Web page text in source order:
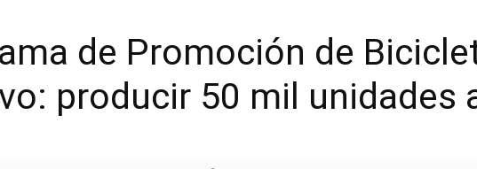
de Promoción de
producir 50 mil unidades